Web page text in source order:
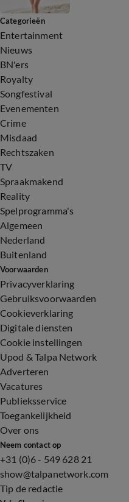
Categorieën
Entertainment
Nieuws
BN'ers
Royalty
Songfestival
Evenementen
Crime
Misdaad
Rechtszaken
TV
Spraakmakend
Reality
Spelprogramma's
Algemeen
Nederland
Buitenland
Voorwaarden
Privacyverklaring
Gebruiksvoorwaarden
Cookieverklaring
Digitale diensten
Cookie instellingen
Upod & Talpa Network
Adverteren
Vacatures
Publieksservice
Toegankelijkheid
Over ons
Neem contact op
+31 (0)6 - 549 628 21
show@talpanetwork.com
Tip de redactie